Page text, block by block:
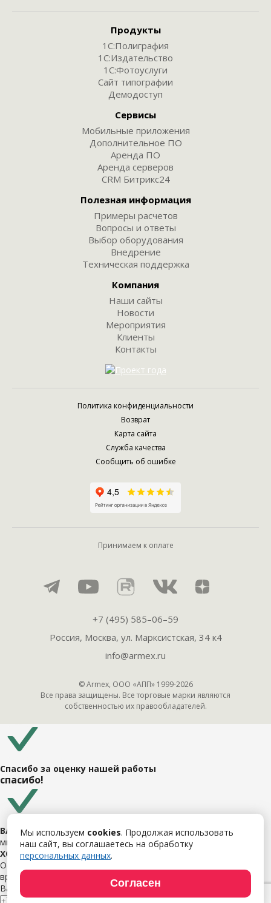
Продукты
1С:Полиграфия
1С:Издательство
1С:Фотоуслуги
Сайт типографии
Демодоступ
Сервисы
Мобильные приложения
Дополнительное ПО
Аренда ПО
Аренда серверов
CRM Битрикс24
Полезная информация
Примеры расчетов
Вопросы и ответы
Выбор оборудования
Внедрение
Техническая поддержка
Компания
Наши сайты
Новости
Мероприятия
Клиенты
Контакты
+7 (495) 585–06–59
Россия, Москва, ул. Марксистская, 34 к4
info@armex.ru
© Armex, ООО «АПП» 1999-2026
Все права защищены. Все торговые марки являются
собственностью их правообладателей.
Принимаем к оплате
Политика конфиденциальности
Возврат
Карта сайта
Служба качества
Сообщить об ошибке
Спасибо за оценку нашей работы
спасибо!
ВАША ЗАЯВКА УСПЕШНО ОТПРАВЛЕНА
мы свяжемся с Вами в ближайшее время.
ХОТИТЕ ОБСУДИТЬ СВОЙ ПРОЕКТ?
Оставьте свои данные и мы свяжемся с Вами в ближайшее
время.
Ваше имя
Ваш номер
Ваш email
Мы используем cookies. Продолжая использовать
наш сайт, вы соглашаетесь на обработку
персональных данных.
Согласен